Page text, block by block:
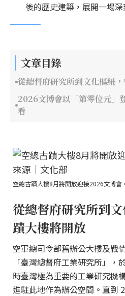
後的歷史建築，展開一場
文章目錄
從總督府研究所到文化樞紐
2026文博會以「第零位元」
看
空總古蹟大樓8月將開放迎接2026文博會
從總督府研究所到
蹟大樓將開放
空軍總司令部舊辦公大樓及戰
「臺灣總督府工業研究所」，
時臺灣極為重要的工業研究機
進駐此地作為辦公空間。直到